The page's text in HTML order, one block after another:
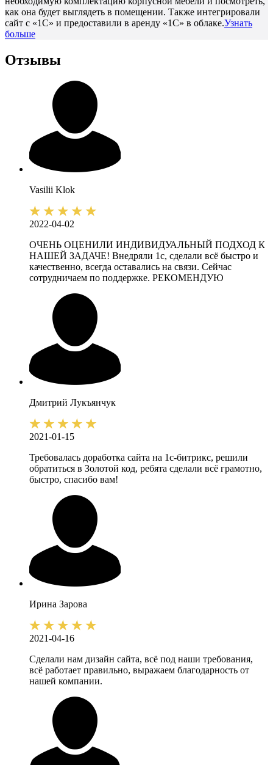
как она будет выглядеть в помещении. Также интегрировали
сайт с «1С» и предоставили в аренду «1С» в облаке.Узнать
больше
Отзывы
Vasilii Klok
2022-04-02
ОЧЕНЬ ОЦЕНИЛИ ИНДИВИДУАЛЬНЫЙ ПОДХОД К
НАШЕЙ ЗАДАЧЕ! Внедряли 1с, сделали всё быстро и
качественно, всегда оставались на связи. Сейчас
сотрудничаем по поддержке. РЕКОМЕНДУЮ
Дмитрий Лукъянчук
2021-01-15
Требовалась доработка сайта на 1с-битрикс, решили
обратиться в Золотой код, ребята сделали всё грамотно,
быстро, спасибо вам!
Ирина Зарова
2021-04-16
Сделали нам дизайн сайта, всё под наши требования,
всё работает правильно, выражаем благодарность от
нашей компании.